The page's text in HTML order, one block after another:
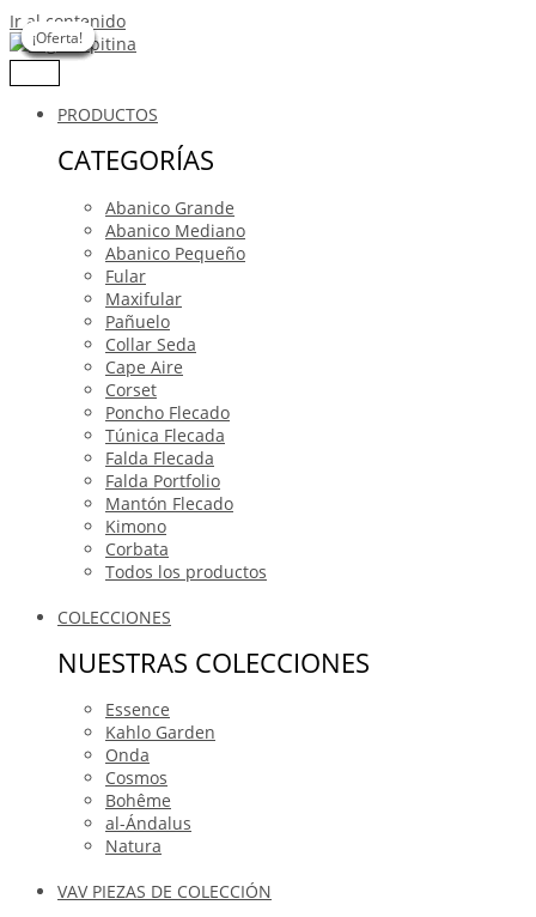
Ir al contenido
PRODUCTOS
CATEGORÍAS
Abanico Grande
Abanico Mediano
Abanico Pequeño
Fular
Maxifular
Pañuelo
Collar Seda
Cape Aire
Corset
Poncho Flecado
Túnica Flecada
Falda Flecada
Falda Portfolio
Mantón Flecado
Kimono
Corbata
Todos los productos
COLECCIONES
NUESTRAS COLECCIONES
Essence
Kahlo Garden
Onda
Cosmos
Bohême
al-Ándalus
Natura
VAV PIEZAS DE COLECCIÓN
¡Oferta!
¡Oferta!
¡Oferta!
¡Oferta!
¡Oferta!
¡Oferta!
¡Oferta!